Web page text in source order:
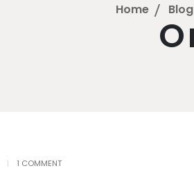
Home Blog
1 COMMENT